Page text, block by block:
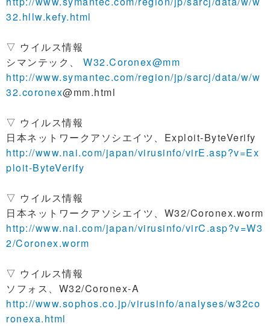
32.hllw.kefy.html
▽ ウイルス情報
シマンテック、 W32.Coronex@mm
http://www.symantec.com/region/jp/sarcj/data/w/w
32.coronex@mm.html
▽ ウイルス情報
日本ネットワークアソシエイツ、Exploit-ByteVerify
http://www.nai.com/japan/virusinfo/virE.asp?v=Ex
ploit-ByteVerify
▽ ウイルス情報
日本ネットワークアソシエイツ、W32/Coronex.worm
http://www.nai.com/japan/virusinfo/virC.asp?v=W3
2/Coronex.worm
▽ ウイルス情報
ソフォス、W32/Coronex-A
http://www.sophos.co.jp/virusinfo/analyses/w32co
ronexa.html